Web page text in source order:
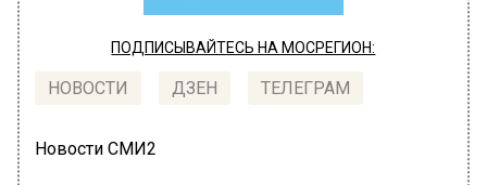
ПОДПИСЫВАЙТЕСЬ НА МОСРЕГИОН:
НОВОСТИ ДЗЕН ТЕЛЕГРАМ
Новости СМИ2